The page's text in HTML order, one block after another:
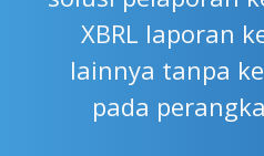
XBRL laporan
lainnya tanpa
pada